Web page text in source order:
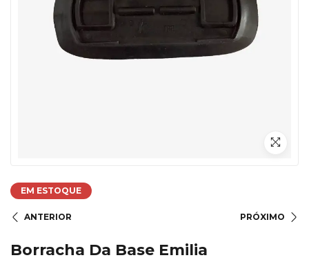
EM ESTOQUE
ANTERIOR PRÓXIMO
Borracha Da Base Emilia